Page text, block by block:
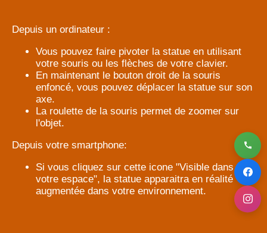
Depuis un ordinateur :
Vous pouvez faire pivoter la statue en utilisant
votre souris ou les flèches de votre clavier.
En maintenant le bouton droit de la souris
enfoncé, vous pouvez déplacer la statue sur son
axe.
La roulette de la souris permet de zoomer sur
l'objet.
Depuis votre smartphone:
Si vous cliquez sur cette icone "Visible dans
votre espace", la statue apparaitra en réalité
augmentée dans votre environnement.